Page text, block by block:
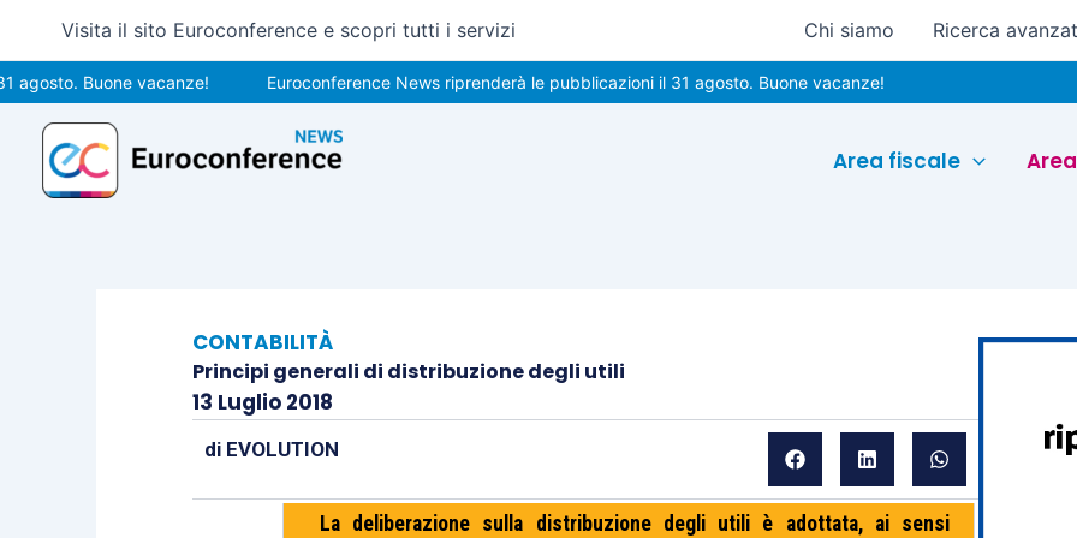
contenuto
Visita il sito Euroconference e scopri tutti i servizi Chi siamo Ricerca
Buone vacanze! Euroconference News riprenderà le pubblicazioni il 31 agosto. Buone vacanze!
Area fiscale
CONTABILITÀ
Principi generali di distribuzione degli utili
13 Luglio 2018
di EVOLUTION
La deliberazione sulla distribuzione degli utili è adottata, ai sensi